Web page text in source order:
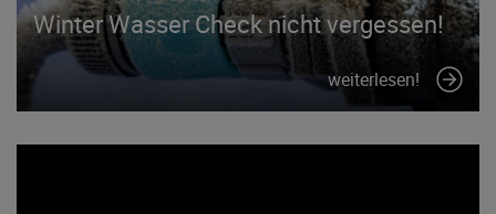
Winter Wasser Check nicht vergessen!
weiterlesen!